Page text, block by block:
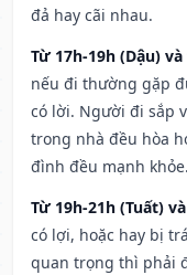
đả hay cãi nhau.
Từ 17h-19h (Dậu)
nếu đi thường gặp
có lời. Người đi sắp
trong nhà đều hòa
đình đều mạnh khỏe.
Từ 19h-21h (Tuất)
có lợi, hoặc hay bị
quan trọng thì phải